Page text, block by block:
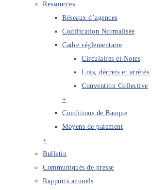
Ressources
Réseaux d’agences
Codification Normalisée
Cadre réglementaire
Circulaires et Notes
Lois, décrets et arrêtés
Convention Collective
+
Conditions de Banque
Moyens de paiement
+
Bulletin
Communiqués de presse
Rapports annuels